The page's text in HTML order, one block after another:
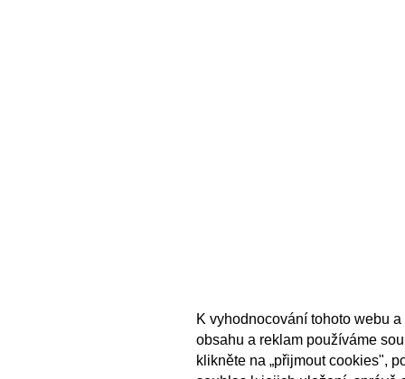
K vyhodnocování tohoto webu
obsahu a reklam používáme
klikněte na „přijmout cookies",